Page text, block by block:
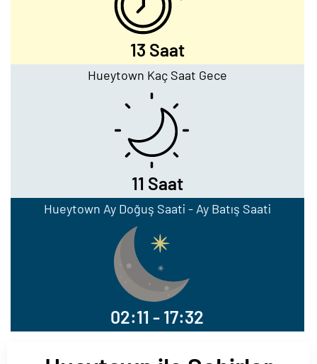
13 Saat
Hueytown Kaç Saat Gece
11 Saat
Hueytown Ay Doğuş Saati - Ay Batış Saati
02:11 - 17:32